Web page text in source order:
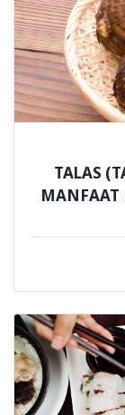
TALAS
MANFAAT